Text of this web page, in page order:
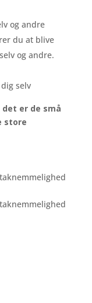
og andre
du at blive
og andre.
selv
er de små
store